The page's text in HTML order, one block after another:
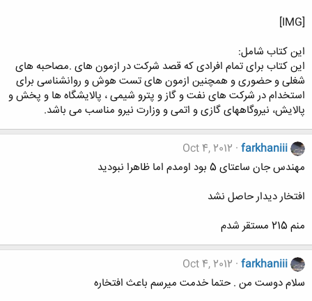
[IMG]
این کتاب شامل:
این کتاب برای تمام افرادی که قصد شرکت در ازمون های .مصاحبه های
شغلی و حضوری و همچنین ازمون های تست هوش و روانشناسی برای
استخدام در شرکت های نفت و گاز و پترو شیمی ، پالایشگاه ها و پخش و
پالایش، نیروگاههای گازی و اتمی و وزارت نیرو مناسب می باشد.
farkhaniii
Oct 4, 2012
مهندس جان ساعتای 5 بود اومدم اما ظاهرا نبودید
افتخار دیدار حاصل نشد
منم 215 مستقر شدم
farkhaniii
Oct 4, 2012
سلام دوست من . حتما خدمت میرسم باعث افتخاره